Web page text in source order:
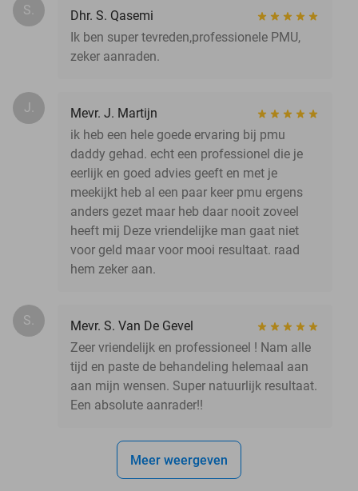
S.
Dhr. S. Qasemi
Ik ben super tevreden,professionele PMU,
zeker aanraden.
J.
Mevr. J. Martijn
ik heb een hele goede ervaring bij pmu
daddy gehad. echt een professionel die je
eerlijk en goed advies geeft en met je
meekijkt heb al een paar keer pmu ergens
anders gezet maar heb daar nooit zoveel
heeft mij Deze vriendelijke man gaat niet
voor geld maar voor mooi resultaat. raad
hem zeker aan.
S.
Mevr. S. Van De Gevel
Zeer vriendelijk en professioneel ! Nam alle
tijd en paste de behandeling helemaal aan
aan mijn wensen. Super natuurlijk resultaat.
Een absolute aanrader!!
Meer weergeven